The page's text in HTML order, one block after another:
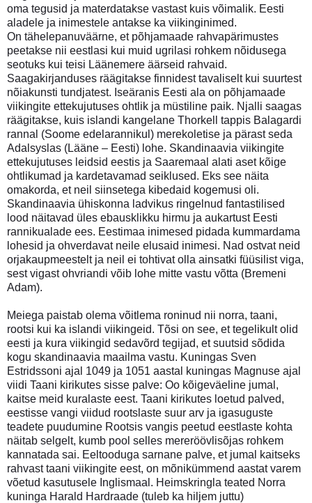
oma tegusid ja materdatakse vastast kuis võimalik. Eesti
aladele ja inimestele antakse ka viikinginimed.
On tähelepanuväärne, et põhjamaade rahvapärimustes
peetakse nii eestlasi kui muid ugrilasi rohkem nõidusega
seotuks kui teisi Läänemere äärseid rahvaid.
Saagakirjanduses räägitakse finnidest tavaliselt kui suurtest
nõiakunsti tundjatest. Iseäranis Eesti ala on põhjamaade
viikingite ettekujutuses ohtlik ja müstiline paik. Njalli saagas
räägitakse, kuis islandi kangelane Thorkell tappis Balagardi
rannal (Soome edelarannikul) merekoletise ja pärast seda
Adalsyslas (Lääne – Eesti) lohe. Skandinaavia viikingite
ettekujutuses leidsid eestis ja Saaremaal alati aset kõige
ohtlikumad ja kardetavamad seiklused. Eks see näita
omakorda, et neil siinsetega kibedaid kogemusi oli.
Skandinaavia ühiskonna ladvikus ringelnud fantastilised
lood näitavad üles ebausklikku hirmu ja aukartust Eesti
rannikualade ees. Eestimaa inimesed pidada kummardama
lohesid ja ohverdavat neile elusaid inimesi. Nad ostvat neid
orjakaupmeestelt ja neil ei tohtivat olla ainsatki füüsilist viga,
sest vigast ohvriandi võib lohe mitte vastu võtta (Bremeni
Adam).
Meiega paistab olema võitlema roninud nii norra, taani,
rootsi kui ka islandi viikingeid. Tõsi on see, et tegelikult olid
eesti ja kura viikingid sedavõrd tegijad, et suutsid sõdida
kogu skandinaavia maailma vastu. Kuningas Sven
Estridssoni ajal 1049 ja 1051 aastal kuningas Magnuse ajal
viidi Taani kirikutes sisse palve: Oo kõigeväeline jumal,
kaitse meid kuralaste eest. Taani kirikutes loetud palved,
eestisse vangi viidud rootslaste suur arv ja igasuguste
teadete puudumine Rootsis vangis peetud eestlaste kohta
näitab selgelt, kumb pool selles mereröövlisõjas rohkem
kannatada sai. Eeltooduga sarnane palve, et jumal kaitseks
rahvast taani viikingite eest, on mõnikümmend aastat varem
võetud kasutusele Inglismaal. Heimskringla teated Norra
kuninga Harald Hardraade (tuleb ka hiljem juttu)